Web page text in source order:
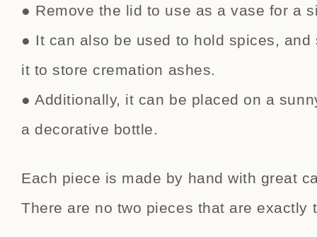
● Remove the lid to use as a vase for a
● It can also be used to hold spices, and
it to store cremation ashes.
● Additionally, it can be placed on a
a decorative bottle.
Each piece is made by hand with great
There are no two pieces that are exactly